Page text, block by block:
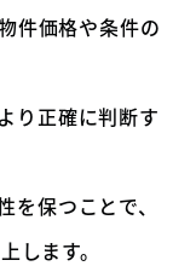
件価格や条件の
り正確に判断す
保つことで、
します。